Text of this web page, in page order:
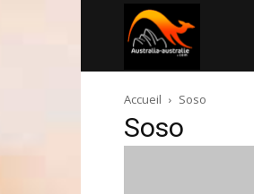
Accueil Soso
Soso